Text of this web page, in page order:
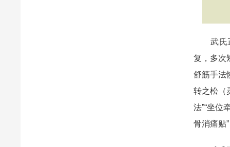
武氏正
复，多次
舒筋手法
转之松（
法”“坐位
骨消痛贴